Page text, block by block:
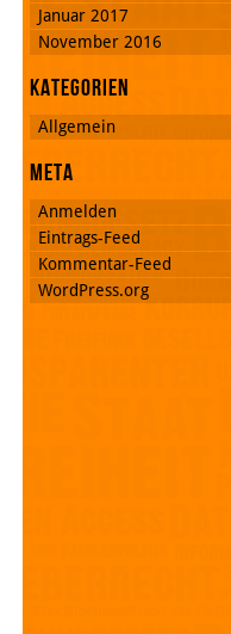
Januar 2017
November 2016
Kategorien
Allgemein
Meta
Anmelden
Eintrags-Feed
Kommentar-Feed
WordPress.org